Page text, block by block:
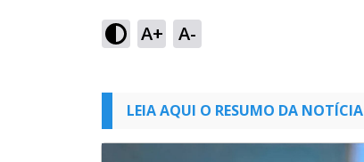
A+ A-
LEIA AQUI O RESUMO DA NOTÍCIA